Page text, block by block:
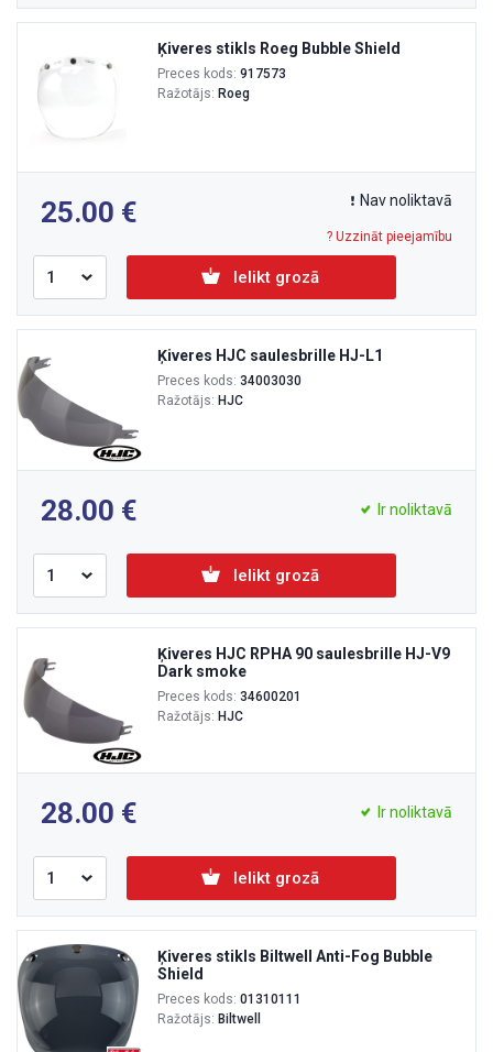
Ķiveres stikls Roeg Bubble Shield
Preces kods: 917573
Ražotājs: Roeg
25.00 Nav noliktavā
? Uzzināt pieejamību
Ielikt grozā
Ķiveres HJC saulesbrille HJ-L1
Preces kods: 34003030
Ražotājs: HJC
28.00 Ir noliktavā
Ielikt grozā
Ķiveres HJC RPHA 90 saulesbrille HJ-V9
Dark smoke
Preces kods: 34600201
Ražotājs: HJC
28.00 Ir noliktavā
Ielikt grozā
Ķiveres stikls Biltwell Anti-Fog Bubble
Shield
Preces kods: 01310111
Ražotājs: Biltwell